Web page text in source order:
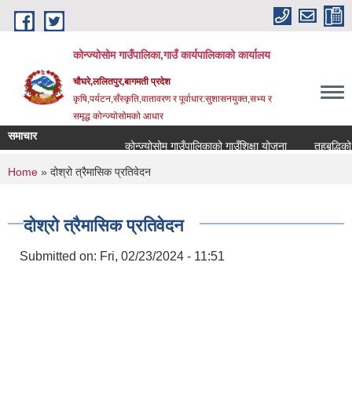
Skip to main content
कोन्ज्योसोम गाउँपालिका,गाउँ कार्यपालिकाको कार्यालय
चौघरे,ललितपुर,बागमती प्रदेश
कृषि,पर्यटन,सँस्कृति,वातावरण र पूर्वाधार:सुशासनयुक्त,सभ्य र
समृद्ध कोन्ज्योसोमको आधार
समाचार
कोन्ज्योसोम गाउँपालिकाको गाउँशिक्षा योजना
तहबृद्धिको
You are here
Home » दोश्रो त्रैमासिक प्रतिवेदन
दोश्रो त्रैमासिक प्रतिवेदन
Submitted on: Fri, 02/23/2024 - 11:51